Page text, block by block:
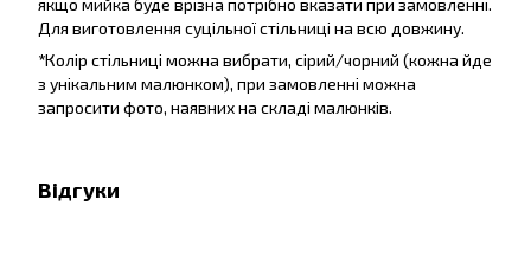
якщо мийка буде врізна потрібно вказати при замовленні.
Для виготовлення суцільної стільниці на всю довжину.
*Колір стільниці можна вибрати, сірий/чорний (кожна йде
з унікальним малюнком), при замовленні можна
запросити фото, наявних на складі малюнків.
Відгуки